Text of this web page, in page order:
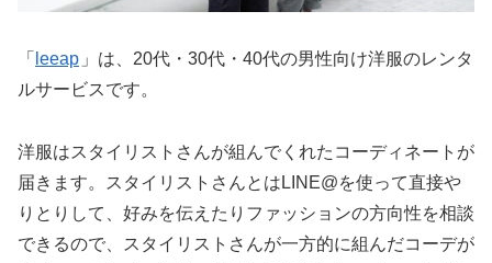
「 leeap 」は、20代・30代・40代の男性向け洋服のレンタ
ルサービスです。
洋服はスタイリストさんが組んでくれたコーディネートが
届きます。スタイリストさんとはLINE@を使って直接や
りとりして、好みを伝えたりファッションの方向性を相談
できるので、スタイリストさんが一方的に組んだコーデが